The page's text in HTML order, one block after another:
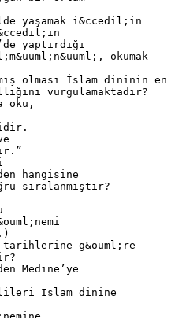
yaşamak i&ccedil;in
yaptırdığı
okumak
olması İslam dininin en
vurgulamaktadır?
oku,
hangisine
sıralanmıştır?
g&ouml;re
Medine’ye
İslam dinine